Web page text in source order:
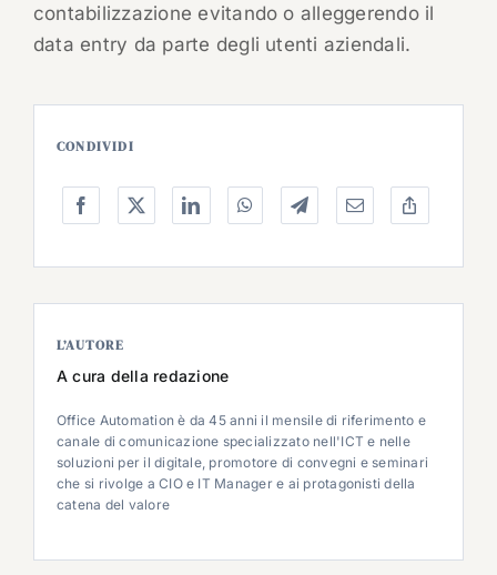
contabilizzazione evitando o alleggerendo il
data entry da parte degli utenti aziendali.
CONDIVIDI
L’AUTORE
A cura della redazione
Office Automation è da 45 anni il mensile di riferimento e
canale di comunicazione specializzato nell'ICT e nelle
soluzioni per il digitale, promotore di convegni e seminari
che si rivolge a CIO e IT Manager e ai protagonisti della
catena del valore